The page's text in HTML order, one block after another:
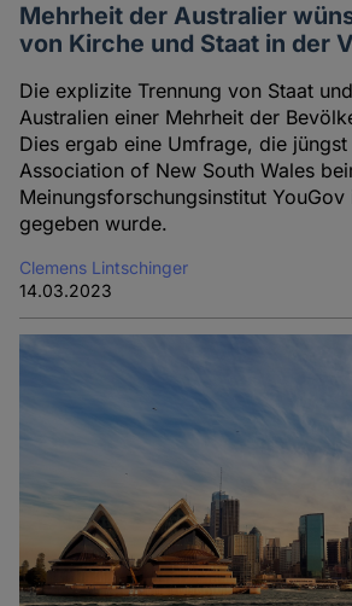
Mehrheit der Australier
von Kirche und Staat in der
Die explizite Trennung von Staat
Australien einer Mehrheit der
Dies ergab eine Umfrage, die
Association of New South Wales
Meinungsforschungsinstitut YouGov
gegeben wurde.
Clemens Lintschinger
14.03.2023